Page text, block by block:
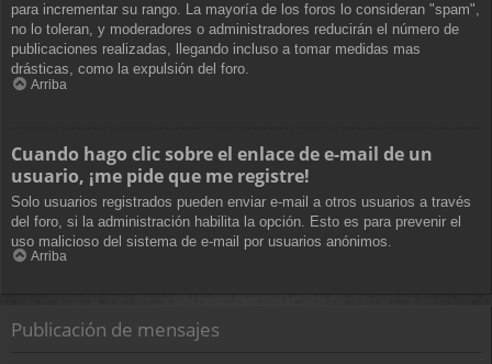
para incrementar su rango. La mayoría de los foros lo consideran "spam",
no lo toleran, y moderadores o administradores reducirán el número de
publicaciones realizadas, llegando incluso a tomar medidas mas
drásticas, como la expulsión del foro.
Arriba
Cuando hago clic sobre el enlace de e-mail de un
usuario, ¡me pide que me registre!
Solo usuarios registrados pueden enviar e-mail a otros usuarios a través
del foro, si la administración habilita la opción. Esto es para prevenir el
uso malicioso del sistema de e-mail por usuarios anónimos.
Arriba
Publicación de mensajes